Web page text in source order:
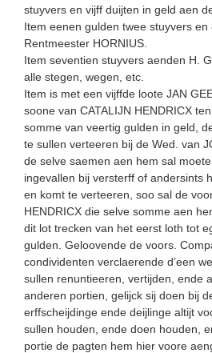
stuyvers en vijff duijten in geld aen
Item eenen gulden twee stuyvers en
Rentmeester HORNIUS.
Item seventien stuyvers aenden H.
alle stegen, wegen, etc.
Item is met een vijffde loote JAN
soone van CATALIJN HENDRICX
somme van veertig gulden in geld,
te sullen verteeren bij de Wed. van
de selve saemen aen hem sal
ingevallen bij versterff of andersints
en komt te verteeren, soo sal de
HENDRICX die selve somme aen
dit lot trecken van het eerst loth tot
gulden. Geloovende de voors.
condividenten verclaerende d’een
sullen renuntieeren, vertijden, ende
anderen portien, gelijck sij doen bij
erffscheijdinge ende deijlinge altijt
sullen houden, ende doen houden,
portie de pagten hem hier voore